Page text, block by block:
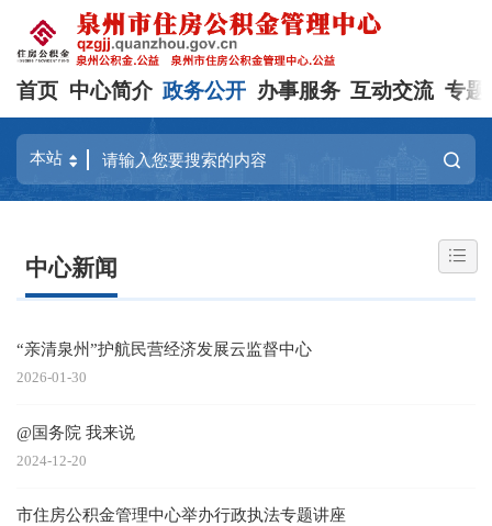
首页 中心简介 政务公开 办事服务 互动交流 专题
中心新闻
“亲清泉州”护航民营经济发展云监督中心
2026-01-30
@国务院 我来说
2024-12-20
市住房公积金管理中心举办行政执法专题讲座